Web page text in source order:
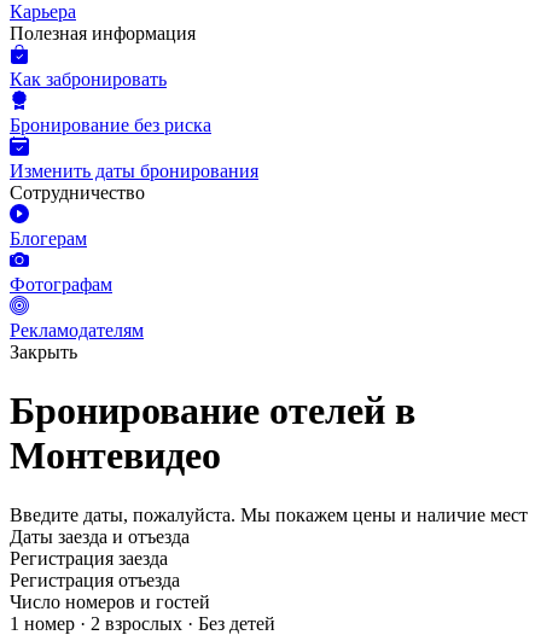
Карьера
Полезная информация
Как забронировать
Бронирование без риска
Изменить даты бронирования
Сотрудничество
Блогерам
Фотографам
Рекламодателям
Закрыть
Бронирование отелей в
Монтевидео
Введите даты, пожалуйста. Мы покажем цены и наличие мест
Даты заезда и отъезда
Регистрация заезда
Регистрация отъезда
Число номеров и гостей
1 номер · 2 взрослых · Без детей